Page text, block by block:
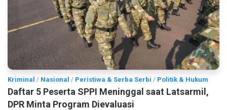
Kriminal / Nasional / Peristiwa & Serba Serbi / Politik & Hukum
Daftar 5 Peserta SPPI Meninggal saat Latsarmil,
DPR Minta Program Dievaluasi